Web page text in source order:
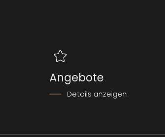
Angebote
Details anzeigen